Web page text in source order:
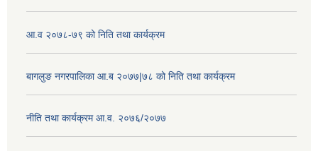
आ.व २०७८-७९ को निति तथा कार्यक्रम
बागलुङ नगरपालिका आ.ब २०७७|७८ को निति तथा कार्यक्रम
नीति तथा कार्यक्रम आ.व. २०७६/२०७७